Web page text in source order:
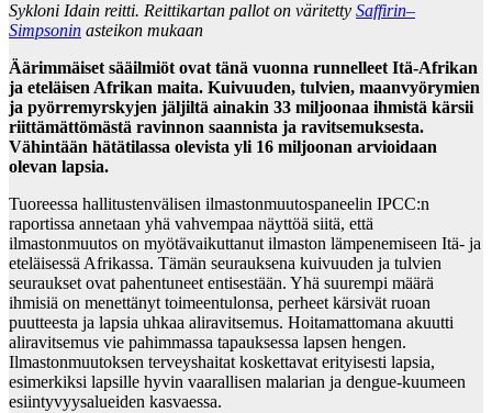
Sykloni Idain reitti. Reittikartan pallot on väritetty Saffirin–
Simpsonin asteikon mukaan
Äärimmäiset sääilmiöt ovat tänä vuonna runnelleet Itä-Afrikan
ja eteläisen Afrikan maita. Kuivuuden, tulvien, maanvyörymien
ja pyörremyrskyjen jäljiltä ainakin 33 miljoonaa ihmistä kärsii
riittämättömästä ravinnon saannista ja ravitsemuksesta.
Vähintään hätätilassa olevista yli 16 miljoonan arvioidaan
olevan lapsia.
Tuoreessa hallitustenvälisen ilmastonmuutospaneelin IPCC:n
raportissa annetaan yhä vahvempaa näyttöä siitä, että
ilmastonmuutos on myötävaikuttanut ilmaston lämpenemiseen Itä- ja
eteläisessä Afrikassa. Tämän seurauksena kuivuuden ja tulvien
seuraukset ovat pahentuneet entisestään. Yhä suurempi määrä
ihmisiä on menettänyt toimeentulonsa, perheet kärsivät ruoan
puutteesta ja lapsia uhkaa aliravitsemus. Hoitamattomana akuutti
aliravitsemus vie pahimmassa tapauksessa lapsen hengen.
Ilmastonmuutoksen terveyshaitat koskettavat erityisesti lapsia,
esimerkiksi lapsille hyvin vaarallisen malarian ja dengue-kuumeen
esiintyvyysalueiden kasvaessa.